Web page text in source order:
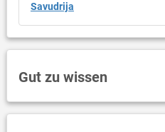
Savudrija
Gut zu wissen